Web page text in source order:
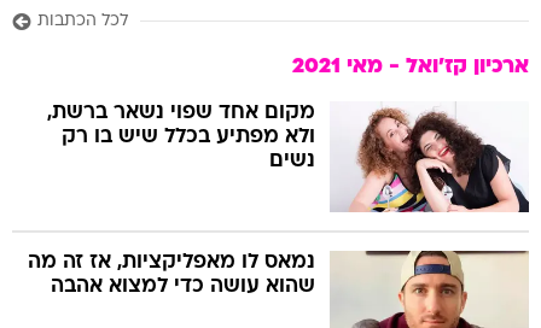
לכל הכתבות
ארכיון קז'ואל - מאי 2021
מקום אחד שפוי נשאר ברשת,
ולא מפתיע בכלל שיש בו רק
נשים
נמאס לו מאפליקציות, אז זה מה
שהוא עושה כדי למצוא אהבה